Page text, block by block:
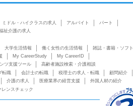
ミドル・ハイクラスの求人 アルバイト
パート
祉介護の求人
大学生活情報 働く女性の生活情報
雑誌・書籍・ソフト
My CareerStudy
My CareerID
ツ支援ツール
高齢者施設検索・介護相談
転職 会計士の転職 税理士の求人・転職
顧問紹介
介護の求人 医療業界の経営支援
外国人材の紹介
レンスチェック